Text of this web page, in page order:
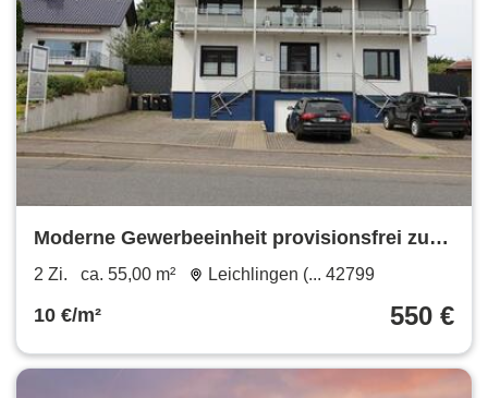
Moderne Gewerbeeinheit provisionsfrei zur
Miete
2 Zi. ca. 55,00 m² Leichlingen (... 42799
10 €/m² 550 €